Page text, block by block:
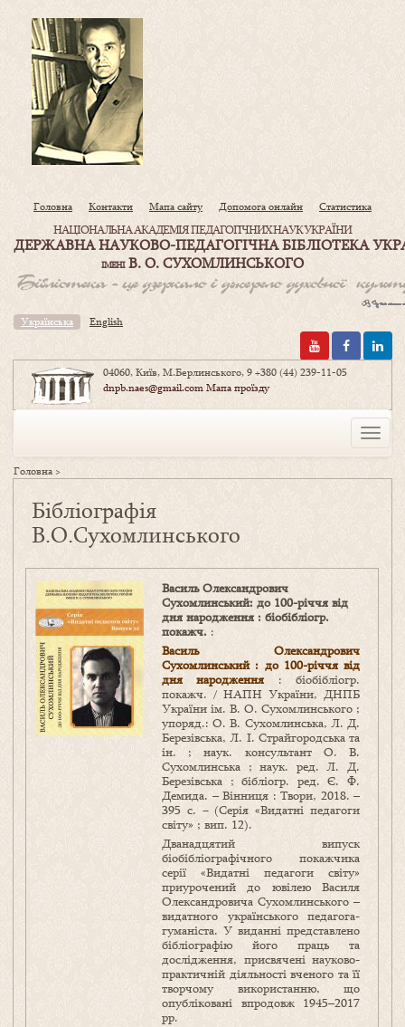
Головна Контакти Мапа сайту Допомога онлайн Статистика
НАЦІОНАЛЬНА АКАДЕМІЯ ПЕДАГОГІЧНИХ НАУК УКРАЇНИ
ДЕРЖАВНА НАУКОВО-ПЕДАГОГІЧНА БІБЛІОТЕКА
ІМЕНІВ. О. СУХОМЛИНСЬКОГО
Українська English
04060, Київ, М.Берлинського, 9+380 (44) 239-11-05
dnpb.naes@gmail.comМапа проїзду
Toggle
Головна >
Бібліографія
В.О.Сухомлинського
Василь Олександрович
Сухомлинський: до 100-річчя від
дня народження : біобібліогр.
покажч. :
Василь Олександрович
Сухомлинський : до 100-річчя від
дня народження : біобібліогр.
покажч. / НАПН України, ДНПБ
України ім. В. О. Сухомлинського ;
упоряд.: О. В. Сухомлинська, Л. Д.
Березівська, Л. І. Страйгородська та
ін. ; наук. консультант О. В.
Сухомлинська ; наук. ред. Л. Д.
Березівська ; бібліогр. ред. Є. Ф.
Демида. – Вінниця : Твори, 2018. –
395 c. − (Серія «Видатні педагоги
світу» ; вип. 12).
Дванадцятий випуск
біобібліографічного покажчика
серії «Видатні педагоги світу»
приурочений до ювілею Василя
Олександровича Сухомлинського –
видатного українського педагога-
гуманіста. У виданні представлено
бібліографію його праць та
дослідження, присвячені науково-
практичній діяльності вченого та її
творчому використанню, що
опубліковані впродовж 1945–2017
рр.